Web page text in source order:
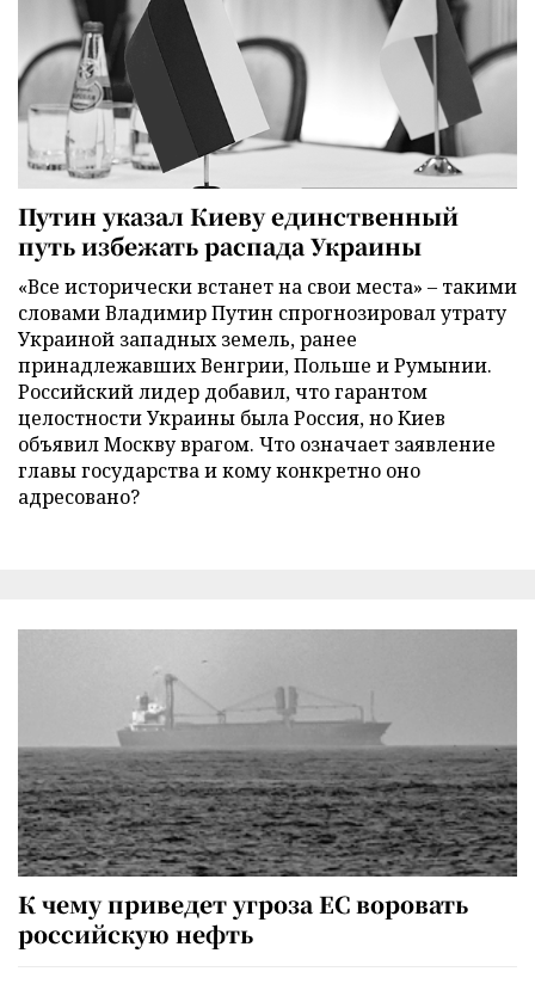
Путин указал Киеву единственный
путь избежать распада Украины
«Все исторически встанет на свои места» – такими
словами Владимир Путин спрогнозировал утрату
Украиной западных земель, ранее
принадлежавших Венгрии, Польше и Румынии.
Российский лидер добавил, что гарантом
целостности Украины была Россия, но Киев
объявил Москву врагом. Что означает заявление
главы государства и кому конкретно оно
адресовано?
К чему приведет угроза ЕС воровать
российскую нефть